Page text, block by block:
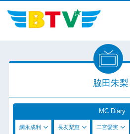
脇田朱梨
MC Diary
網永成利 長友梨恵 二宮愛実